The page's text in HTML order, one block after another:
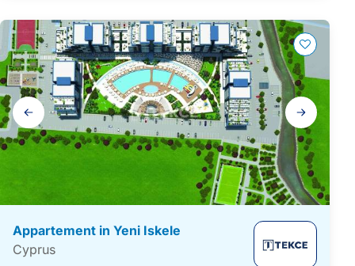
Galerij
navigatie
Appartement in Yeni Iskele
Cyprus